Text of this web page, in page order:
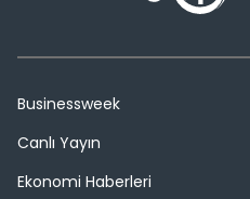
Businessweek
Canlı Yayın
Ekonomi Haberleri